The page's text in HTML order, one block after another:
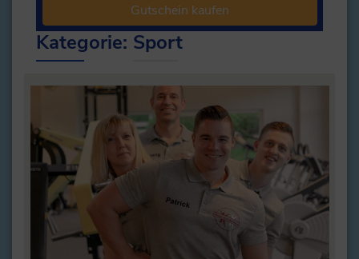
Gutschein kaufen
Kategorie: Sport